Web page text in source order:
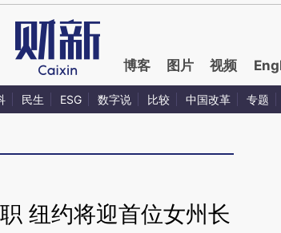
博客 图片 视频
民生 ESG 数字说 比较 中国改革 专题
纽约将迎首位女州长